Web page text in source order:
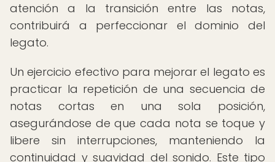
atención a la transición entre las notas,
contribuirá a perfeccionar el dominio del
legato.
Un ejercicio efectivo para mejorar el legato es
practicar la repetición de una secuencia de
notas cortas en una sola posición,
asegurándose de que cada nota se toque y
libere sin interrupciones, manteniendo la
continuidad y suavidad del sonido. Este tipo